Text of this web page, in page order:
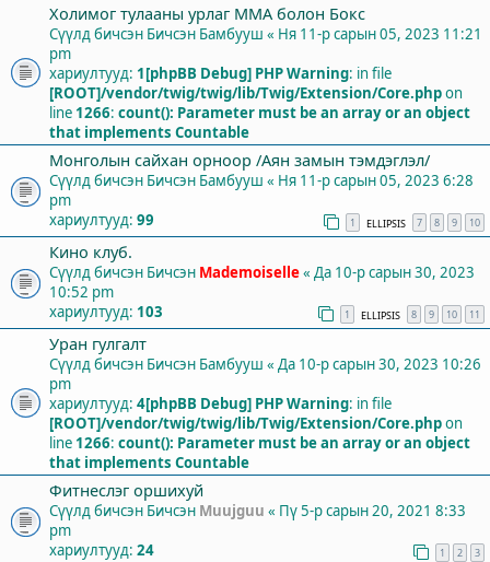
Холимог тулааны урлаг ММА болон Бокс
Сүүлд бичсэн Бичсэн Бамбууш « Ня 11-р сарын 05, 2023 11:21
pm
хариултууд: 1[phpBB Debug] PHP Warning: in file
[ROOT]/vendor/twig/twig/lib/Twig/Extension/Core.phpon
line 1266: count(): Parameter must be an array or an object
that implements Countable
Монголын сайхан орноор /Аян замын тэмдэглэл/
Сүүлд бичсэн Бичсэн Бамбууш « Ня 11-р сарын 05, 2023 6:28
pm
хариултууд: 99 1 ELLIPSIS 7 8 9 10
Кино клуб.
Сүүлд бичсэн Бичсэн Mademoiselle« Да 10-р сарын 30, 2023
10:52 pm
хариултууд: 103 1 ELLIPSIS 8 9 10 11
Уран гулгалт
Сүүлд бичсэн Бичсэн Бамбууш « Да 10-р сарын 30, 2023 10:26
pm
хариултууд: 4[phpBB Debug] PHP Warning: in file
[ROOT]/vendor/twig/twig/lib/Twig/Extension/Core.phpon
line 1266: count(): Parameter must be an array or an object
that implements Countable
Фитнеслэг оршихуй
Сүүлд бичсэн Бичсэн Muujguu « Пү 5-р сарын 20, 2021 8:33
pm
хариултууд: 24 1 2 3